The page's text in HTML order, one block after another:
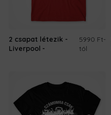
2 csapat létezik -
Liverpool
5990 Ft-
tól